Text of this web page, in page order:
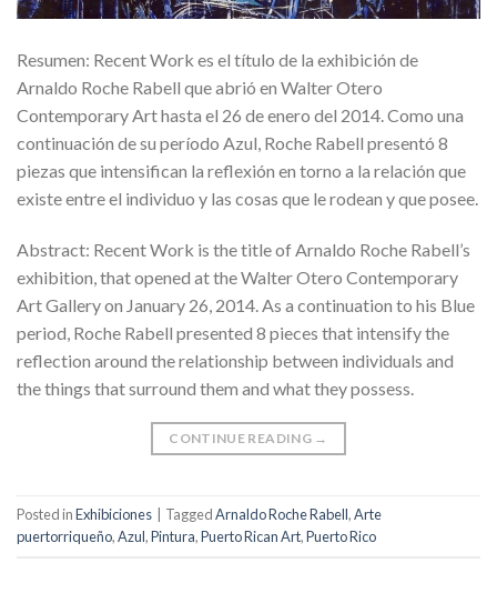
Resumen: Recent Work es el título de la exhibición de
Arnaldo Roche Rabell que abrió en Walter Otero
Contemporary Art hasta el 26 de enero del 2014. Como una
continuación de su período Azul, Roche Rabell presentó 8
piezas que intensifican la reflexión en torno a la relación que
existe entre el individuo y las cosas que le rodean y que posee.
Abstract: Recent Work is the title of Arnaldo Roche Rabell’s
exhibition, that opened at the Walter Otero Contemporary
Art Gallery on January 26, 2014. As a continuation to his Blue
period, Roche Rabell presented 8 pieces that intensify the
reflection around the relationship between individuals and
the things that surround them and what they possess.
CONTINUE READING →
Posted inExhibiciones TaggedArnaldo Roche Rabell,Arte
puertorriqueño,Azul,Pintura,Puerto Rican Art,Puerto Rico